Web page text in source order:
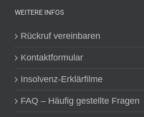
WEITERE INFOS
Rückruf vereinbaren
Kontaktformular
Insolvenz-Erklärfilme
FAQ – Häufig gestellte Fragen